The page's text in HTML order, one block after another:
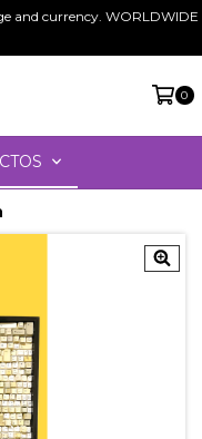
and currency. WORLDWIDE
0